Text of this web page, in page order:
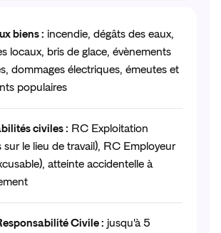
biens : incendie, dégâts des eaux,
locaux, bris de glace, évènements
dommages électriques, émeutes et
populaires
civiles : RC Exploitation
sur le lieu de travail), RC Employeur
atteinte accidentelle à
Civile : jusqu'à 5